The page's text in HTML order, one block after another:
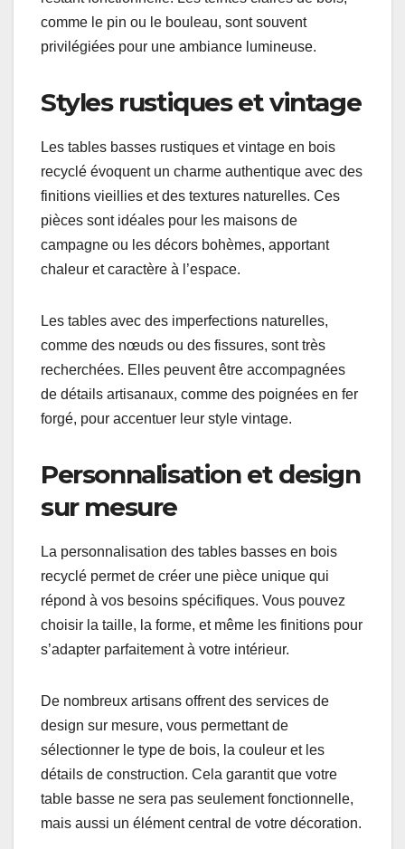
comme le pin ou le bouleau, sont souvent
privilégiées pour une ambiance lumineuse.
Styles rustiques et vintage
Les tables basses rustiques et vintage en bois
recyclé évoquent un charme authentique avec des
finitions vieillies et des textures naturelles. Ces
pièces sont idéales pour les maisons de
campagne ou les décors bohèmes, apportant
chaleur et caractère à l’espace.
Les tables avec des imperfections naturelles,
comme des nœuds ou des fissures, sont très
recherchées. Elles peuvent être accompagnées
de détails artisanaux, comme des poignées en fer
forgé, pour accentuer leur style vintage.
Personnalisation et design
sur mesure
La personnalisation des tables basses en bois
recyclé permet de créer une pièce unique qui
répond à vos besoins spécifiques. Vous pouvez
choisir la taille, la forme, et même les finitions pour
s’adapter parfaitement à votre intérieur.
De nombreux artisans offrent des services de
design sur mesure, vous permettant de
sélectionner le type de bois, la couleur et les
détails de construction. Cela garantit que votre
table basse ne sera pas seulement fonctionnelle,
mais aussi un élément central de votre décoration.